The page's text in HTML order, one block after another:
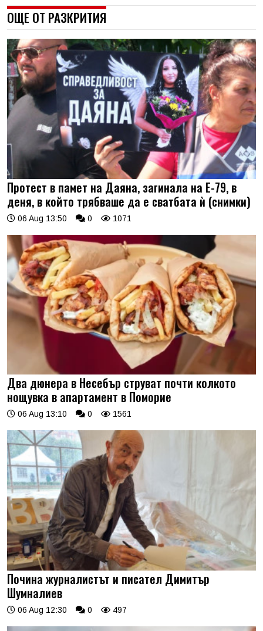
ОЩЕ ОТ РАЗКРИТИЯ
Протест в памет на Даяна, загинала на Е-79, в
деня, в който трябваше да е сватбата ѝ (снимки)
06 Aug 13:50 0 1071
Два дюнера в Несебър струват почти колкото
нощувка в апартамент в Поморие
06 Aug 13:10 0 1561
Почина журналистът и писател Димитър
Шумналиев
06 Aug 12:30 0 497